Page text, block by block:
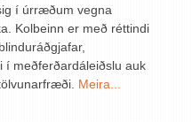
í úrræðum vegna
Kolbeinn er með réttindi
í meðferðardáleiðslu auk
Meira...